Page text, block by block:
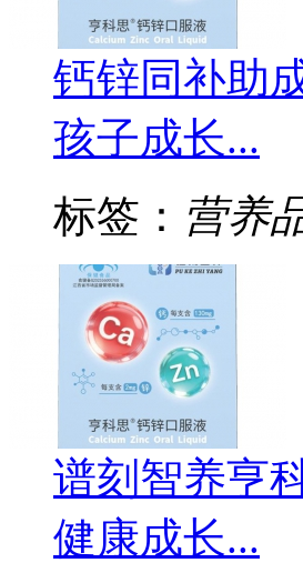
钙锌同补助
孩子成长...
标签： 营养
谱刻智养亨
健康成长...